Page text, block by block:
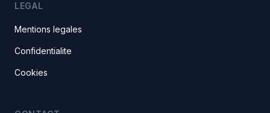
LEGAL
Mentions legales
Confidentialite
Cookies